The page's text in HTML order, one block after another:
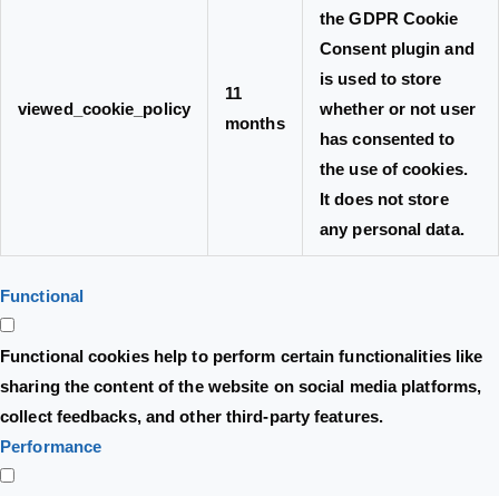
viewed_cookie_policy
11
months
the GDPR Cookie
Consent plugin and
is used to store
whether or not user
has consented to
the use of cookies.
It does not store
any personal data.
Functional
Functional cookies help to perform certain functionalities like
sharing the content of the website on social media platforms,
collect feedbacks, and other third-party features.
Performance